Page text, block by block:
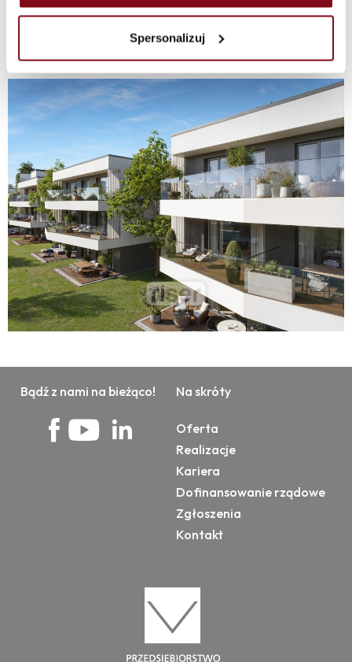
Spersonalizuj
Bądź z nami na bieżąco! Na skróty
Oferta
Realizacje
Kariera
Dofinansowanie rządowe
Zgłoszenia
Kontakt